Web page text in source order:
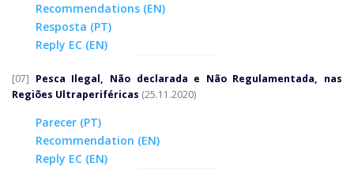
Recommendations (EN)
Resposta (PT)
Reply EC (EN)
[07] Pesca Ilegal, Não declarada e Não Regulamentada, nas
Regiões Ultraperiféricas (25.11.2020)
Parecer (PT)
Recommendation (EN)
Reply EC (EN)